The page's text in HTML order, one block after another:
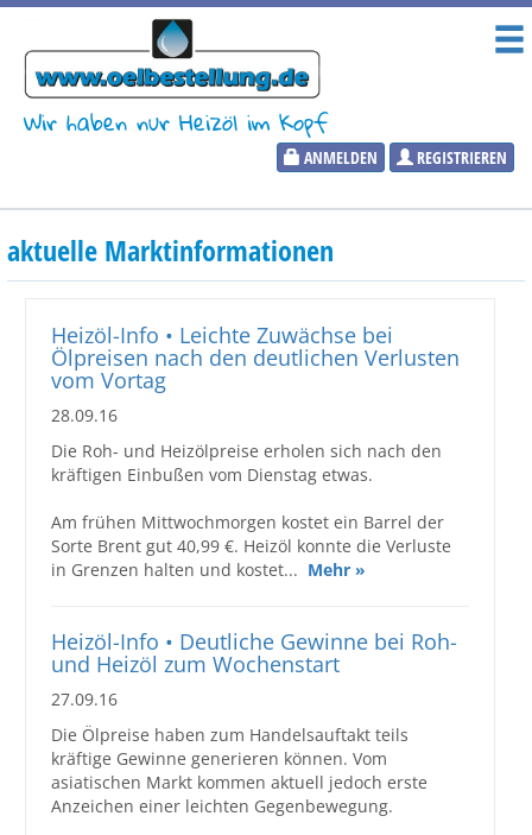
Wir haben nur Heizöl im Kopf
ANMELDEN REGISTRIEREN
Heizölpreise
Aktueller Heizölpreis
Großbestellungen
Produkte
Händler
Hilfe und Kontakt
Shop
aktuelle Marktinformationen
Heizöl-Info • Leichte Zuwächse bei
Ölpreisen nach den deutlichen Verlusten
vom Vortag
28.09.16
Die Roh- und Heizölpreise erholen sich nach den
kräftigen Einbußen vom Dienstag etwas.
Am frühen Mittwochmorgen kostet ein Barrel der
Sorte Brent gut 40,99 €. Heizöl konnte die Verluste
in Grenzen halten und kostet... Mehr »
Heizöl-Info • Deutliche Gewinne bei Roh-
und Heizöl zum Wochenstart
27.09.16
Die Ölpreise haben zum Handelsauftakt teils
kräftige Gewinne generieren können. Vom
asiatischen Markt kommen aktuell jedoch erste
Anzeichen einer leichten Gegenbewegung.